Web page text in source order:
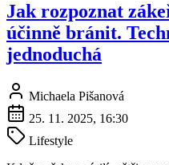
Jak rozpoznat
účinně bránit.
jednoduchá
Michaela Pišanová
25. 11. 2025, 16:30
Lifestyle